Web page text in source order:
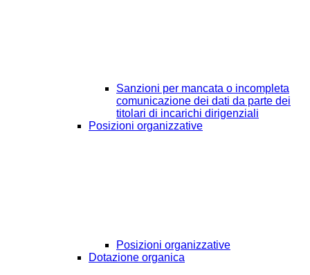
Sanzioni per mancata o incompleta
comunicazione dei dati da parte dei
titolari di incarichi dirigenziali
Posizioni organizzative
Posizioni organizzative
Dotazione organica